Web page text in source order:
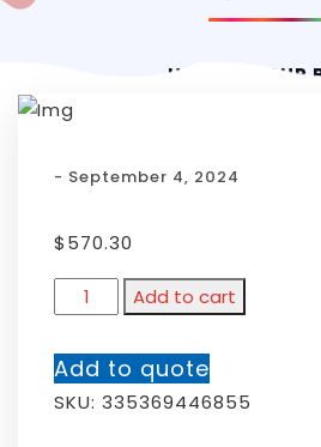
HOME OUR
- September 4, 2024
$570.30
Add to cart
Add to quote
SKU: 335369446855